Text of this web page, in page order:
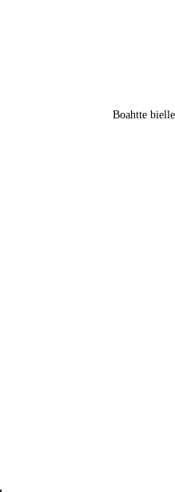
Boahtte bielle